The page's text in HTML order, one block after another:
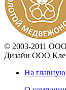
© 2003-2011
Дизайн ООО
На главную